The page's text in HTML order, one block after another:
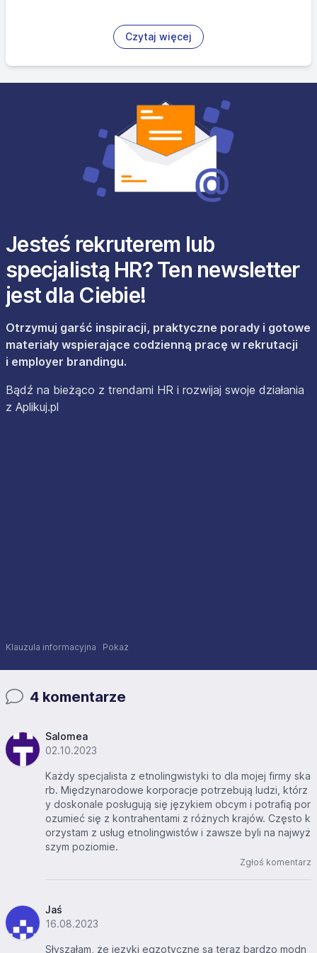
Czytaj więcej
Jesteś rekruterem lub
specjalistą HR? Ten newsletter
jest dla Ciebie!
Otrzymuj garść inspiracji, praktyczne porady i gotowe
materiały wspierające codzienną pracę w rekrutacji
i employer brandingu.
Bądź na bieżąco z trendami HR i rozwijaj swoje działania
z Aplikuj.pl
Klauzula informacyjna Pokaż
4 komentarze
Salomea
02.10.2023
Każdy specjalista z etnolingwistyki to dla mojej firmy ska
rb. Międzynarodowe korporacje potrzebują ludzi, którz
y doskonale posługują się językiem obcym i potrafią por
ozumieć się z kontrahentami z różnych krajów. Często k
orzystam z usług etnolingwistów i zawsze byli na najwyż
szym poziomie.
Zgłoś komentarz
Jaś
16.08.2023
Słyszałam, że języki egzotyczne są teraz bardzo modn